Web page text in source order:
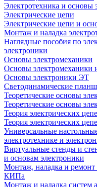
Электротехника и основы
Электрические цепи
Электрические цепи и
Монтаж и наладка
Наглядные пособия по
электроники
Основы электромеханики
Основы электромеханики
Основы электроники ЭТ
Светодинамические
Теоретические основы
Теоретические основы
Теория электрических
Теория электрических
Универсальные
электротехнике и
Виртуальные стенды и
и основам электроники
Монтаж, наладка и ремонт
КИПа
Монтаж и наладка систем